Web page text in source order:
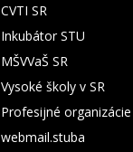
CVTI SR
Inkubátor STU
MŠVVaŠ SR
Vysoké školy v SR
Profesijné organizácie
webmail.stuba